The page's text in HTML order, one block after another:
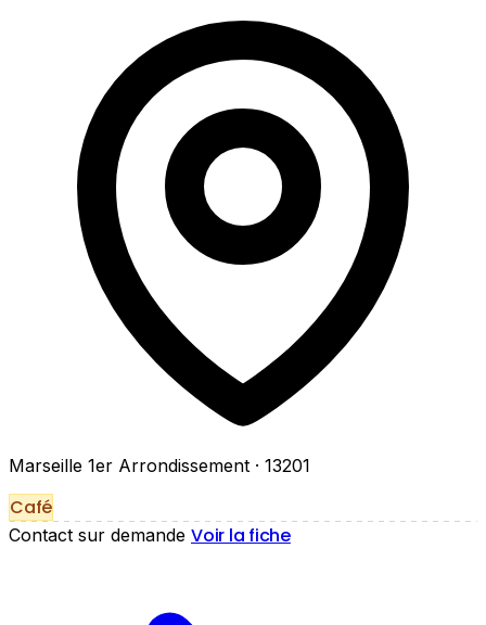
Marseille 1er Arrondissement · 13201
Café
Contact sur demande Voir la fiche